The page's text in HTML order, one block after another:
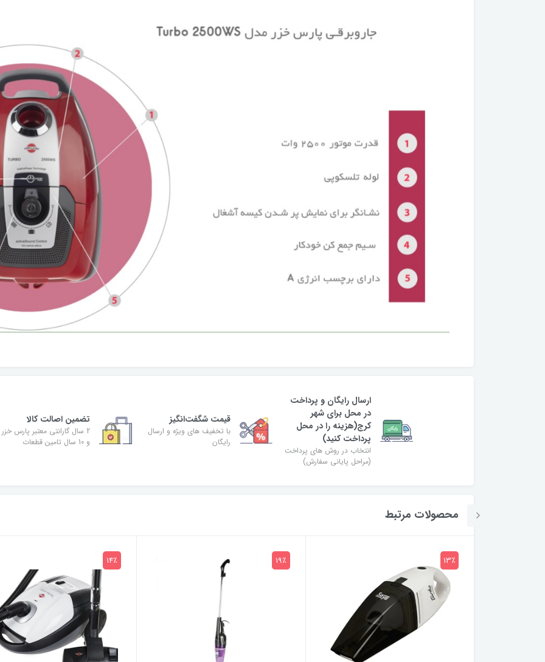
ارسال رایگان و پرداخت
در محل برای شهر
کرج(هزینه را در محل
پرداخت کنید)
انتخاب در روش های پرداخت
(مراحل پایانی سفارش)
قیمت شگفت‌انگیز
با تخفیف های ویژه و ارسال
رایگان
تضمین اصالت کالا
2 سال گارانتی معتبر پارس خزر
و 10 سال تامین قطعات
محصولات مرتبط
13٪ 19٪ 14٪